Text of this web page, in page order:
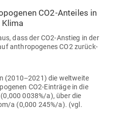
CO2-Anteiles in
dass der CO2-Anstieg in der
anthro­po­genes CO2 zurück­
(2010–2021) die welt­weite
CO2-Ein­träge in die
0038%/a), über die
a (0,000 245%/a). (vgl.